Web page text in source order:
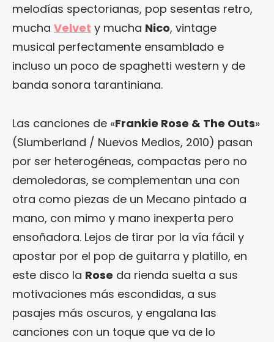
melodías spectorianas, pop sesentas retro,
mucha Velvet y mucha Nico, vintage
musical perfectamente ensamblado e
incluso un poco de spaghetti western y de
banda sonora tarantiniana.
Las canciones de «Frankie Rose & The Outs»
(Slumberland / Nuevos Medios, 2010) pasan
por ser heterogéneas, compactas pero no
demoledoras, se complementan una con
otra como piezas de un Mecano pintado a
mano, con mimo y mano inexperta pero
ensoñadora. Lejos de tirar por la vía fácil y
apostar por el pop de guitarra y platillo, en
este disco la Rose da rienda suelta a sus
motivaciones más escondidas, a sus
pasajes más oscuros, y engalana las
canciones con un toque que va de lo